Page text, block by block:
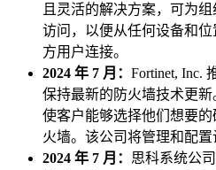
且灵活的解决方案，可为
访问，以便从任何设备和
方用户连接。
2024 年 7 月： Fortinet, Inc.
保持最新的防火墙技术更新
使客户能够选择他们想要的
火墙。该公司将管理和配置
2024 年 7 月： 思科系统公